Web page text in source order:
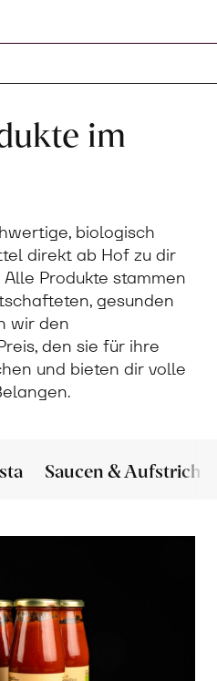
Warenkorb
im
biologisch
direkt ab Hof zu dir
Produkte stammen
gesunden
wir den
den sie für ihre
und bieten dir volle
Saucen & Aufstriche